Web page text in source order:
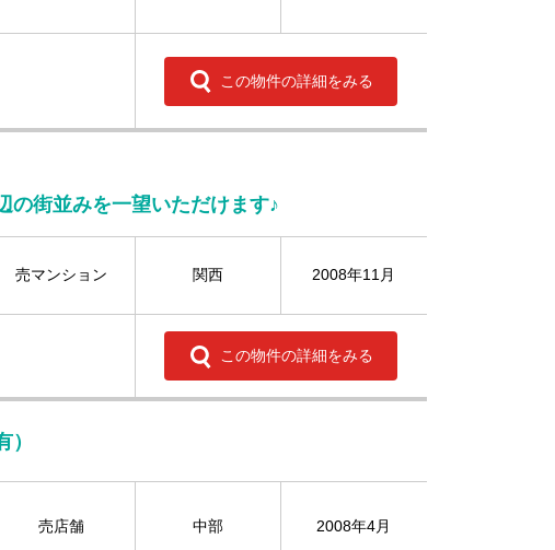
この物件の詳細をみる
の街並みを一望いただけます♪
売マンション 関西 2008年11月
この物件の詳細をみる
売店舗 中部 2008年4月